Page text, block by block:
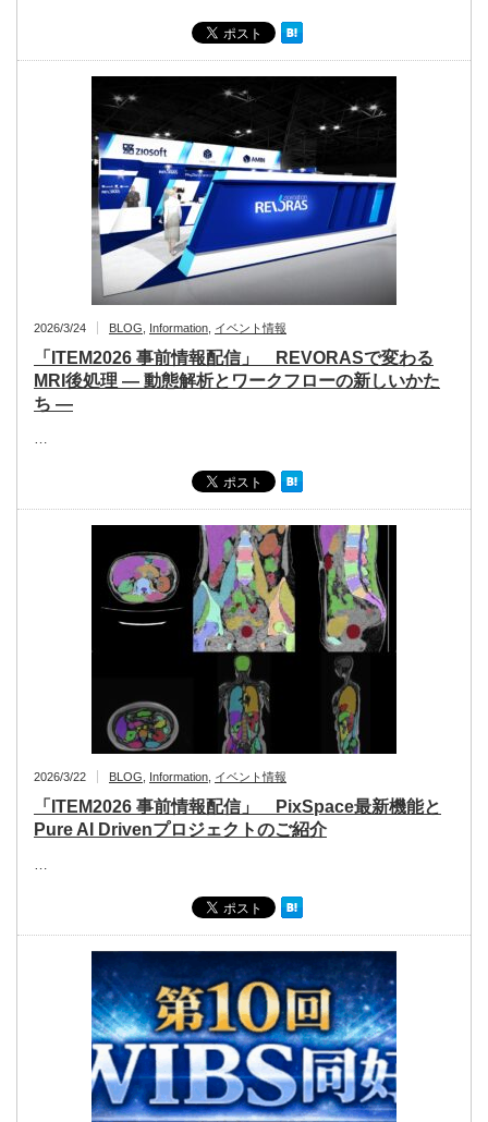
2026/3/24 BLOG Information イベント情報
「ITEM2026 事前情報配信」 REVORASで変わる
MRI後処理 ― 動態解析とワークフローの新しいかた
ち ―
…
2026/3/22 BLOG Information イベント情報
「ITEM2026 事前情報配信」 PixSpace最新機能と
Pure AI Drivenプロジェクトのご紹介
…